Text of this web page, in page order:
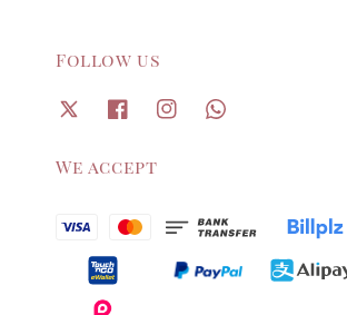
Follow us
We accept